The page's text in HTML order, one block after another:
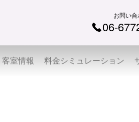
お問い合
06-
室情報 料金シミュレーション